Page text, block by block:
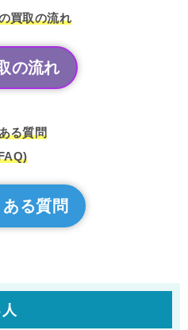
買取の流れ
の流れ
る質問
ある質問